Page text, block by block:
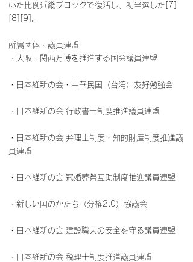
いた比例近畿ブロックで復活し、初当選した[7]
[8][9]。
所属団体・議員連盟
・大阪・関西万博を推進する国会議員連盟
・日本維新の会・中華民国（台湾）友好勉強会
・日本維新の会 行政書士制度推進議員連盟
・日本維新の会 弁理士制度・知的財産制度推進議
員連盟
・日本維新の会 冠婚葬祭互助制度推進議員連盟
・新しい国のかたち（分権2.0）協議会
・日本維新の会 建設職人の安全を守る議員連盟
・日本維新の会 税理士制度推進議員連盟